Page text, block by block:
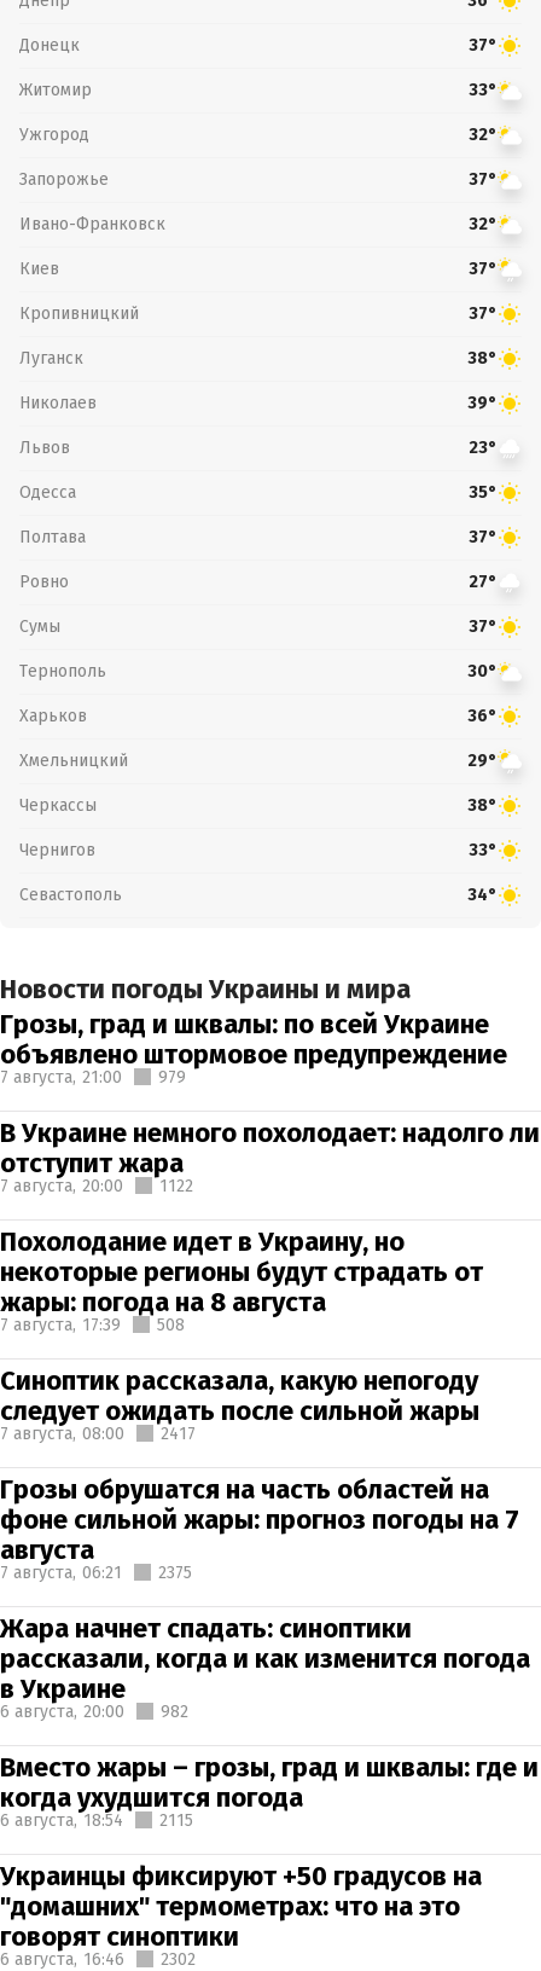
Донецк 37°
Житомир 33°
Ужгород 32°
Запорожье 37°
Ивано-Франковск 32°
Киев 37°
Кропивницкий 37°
Луганск 38°
Николаев 39°
Львов 23°
Одесса 35°
Полтава 37°
Ровно 27°
Сумы 37°
Тернополь 30°
Харьков 36°
Хмельницкий 29°
Черкассы 38°
Чернигов 33°
Севастополь 34°
Новости погоды Украины и мира
Грозы, град и шквалы: по всей Украине
объявлено штормовое предупреждение
7 августа, 21:00 979
В Украине немного похолодает: надолго ли
отступит жара
7 августа, 20:00 1122
Похолодание идет в Украину, но
некоторые регионы будут страдать от
жары: погода на 8 августа
7 августа, 17:39 508
Синоптик рассказала, какую непогоду
следует ожидать после сильной жары
7 августа, 08:00 2417
Грозы обрушатся на часть областей на
фоне сильной жары: прогноз погоды на 7
августа
7 августа, 06:21 2375
Жара начнет спадать: синоптики
рассказали, когда и как изменится погода
в Украине
6 августа, 20:00 982
Вместо жары – грозы, град и шквалы: где и
когда ухудшится погода
6 августа, 18:54 2115
Украинцы фиксируют +50 градусов на
"домашних" термометрах: что на это
говорят синоптики
6 августа, 16:46 2302